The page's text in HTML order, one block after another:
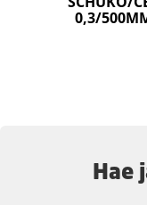
0,3/
Hae